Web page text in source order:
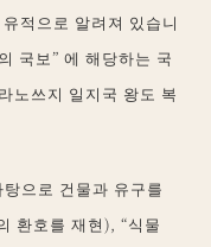
적으로 알려져 있습니
국보” 에 해당하는 국
노쓰지 일지국 왕도 복
으로 건물과 유구를
환호를 재현), “식물